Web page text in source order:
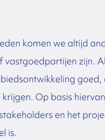
komen we altijd
zijn.
Op basis
en het
is.